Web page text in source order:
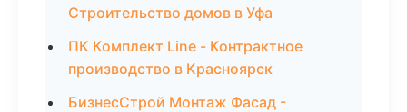
Строительство домов в Уфа
ПК Комплект Line - Контрактное
производство в Красноярск
БизнесСтрой Монтаж Фасад -